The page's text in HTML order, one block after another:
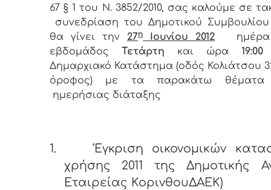
67 § 1 του Ν. 3852/2010, σας καλούμε σε
συνεδρίαση του Δημοτικού
θα γίνει την 27η Ιουνίου 2012 ημέρα
εβδομάδος
Τετάρτη και ώρα
Δημαρχιακό Κατάστημα (οδός Κολιάτσου
όροφος) με τα παρακάτω θέματα
ημερήσιας διάταξης
1.
Έγκριση οικονομικών
χρήσης 2011 της Δημοτικής
Εταιρείας ΚορινθουΔΑΕΚ)